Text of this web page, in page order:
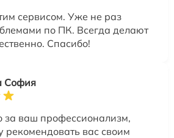
сервисом. Уже не раз
по ПК. Всегда делают
Спасибо!
София
за ваш профессионализм,
рекомендовать вас своим